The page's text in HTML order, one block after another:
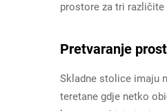
prostore za tri
Pretvaranje
Skladne stolice imaju
teretane gdje netko